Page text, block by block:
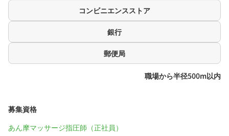
コンビニエンスストア
銀行
郵便局
職場から半径500m以内
募集資格
あん摩マッサージ指圧師（正社員）